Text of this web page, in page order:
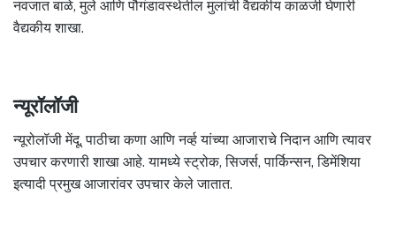
नवजात बाळे, मुले आणि पौगंडावस्थेतील मुलांची वैद्यकीय काळजी घेणारी
वैद्यकीय शाखा.
न्यूरॉलॉजी
न्यूरोलॉजी मेंदू, पाठीचा कणा आणि नर्व्ह यांच्या आजाराचे निदान आणि त्यावर
उपचार करणारी शाखा आहे. यामध्ये स्ट्रोक, सिजर्स, पार्किन्सन, डिमेंशिया
इत्यादी प्रमुख आजारांवर उपचार केले जातात.